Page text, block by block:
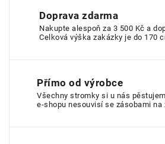
Doprava zdarma
Nakupte alespoň za 3 500 Kč a
Celková výška zakázky je do 170
Přímo od výrobce
Všechny stromky si u nás
e-shopu nesouvisí se zásobami na